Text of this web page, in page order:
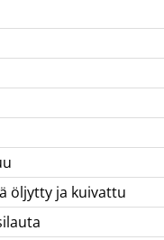
öljytty ja kuivattu